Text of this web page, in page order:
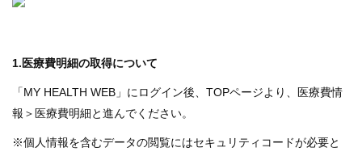
き
覧
よく
質問
1.医療費明細の取得について
「MY HEALTH WEB」にログイン後、TOPページより、医療費情
報＞医療費明細と進んでください。
※個人情報を含むデータの閲覧にはセキュリティコードが必要と